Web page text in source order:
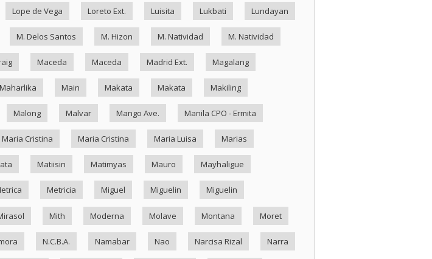
Lope de Vega Loreto Ext. Luisita Lukbati Lundayan
M. Delos Santos M. Hizon M. Natividad M. Natividad
Maceda Maceda Madrid Ext. Magalang
Maharlika Main Makata Makata Makiling
Malong Malvar Mango Ave. Manila CPO - Ermita
Maria Cristina Maria Cristina Maria Luisa Marias
Matiisin Matimyas Mauro Mayhaligue
Metricia Miguel Miguelin Miguelin
Mith Moderna Molave Montana Moret
N.C.B.A. Namabar Nao Narcisa Rizal Narra